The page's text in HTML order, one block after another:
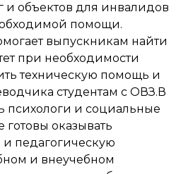
и объектов для инвалидов
помощи.
выпускникам найти
при необходимости
техническую помощь и
студентам с ОВЗ.В
психологи и социальные
готовы оказывать
педагогическую
и внеучебном